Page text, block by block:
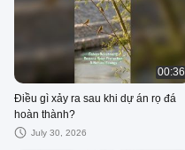
00:36
Điều gì xảy ra sau khi dự án rọ đá
hoàn thành?
July 30, 2026